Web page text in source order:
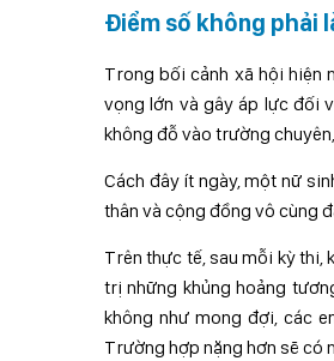
Điểm số không phải
Trong bối cảnh xã hội hiện
vọng lớn và gây áp lực đối
không đỗ vào trường
Cách đây ít ngày, một nữ
thân và cộng đồng vô cùng
Trên thực tế, sau mỗi kỳ thi,
trị những khủng hoảng
không như mong đợi, các
Trường hợp nặng hơn sẽ có